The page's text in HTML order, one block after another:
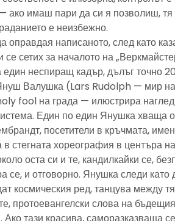
ако имаш пари да си я позволиш,
е неизбежно.
оправдая написаното, след като
се сетих за началото на
един неспиращ кадър, дълъг точно
Валушка (Lars Rudolph — мир
fool на града — илюстрира
Един по един Янушка хваща
посетители в кръчмата,
в стегната хореография в центъра
оста си и те, кандилкайки се,
се, и отговорно. Янушка следи като
космическия ред, танцува между
протоевангелски слова на